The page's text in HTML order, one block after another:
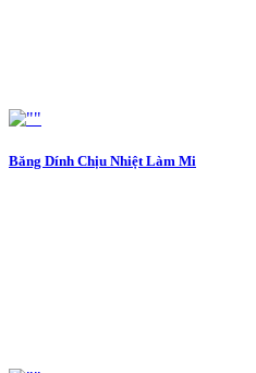
Băng Dính Chịu Nhiệt Làm Mi